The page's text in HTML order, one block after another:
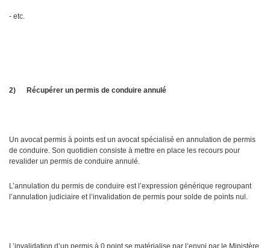
- etc.
2) Récupérer un permis de conduire annulé
Un avocat permis à points est un avocat spécialisé en annulation de permis
de conduire. Son quotidien consiste à mettre en place les recours pour
revalider un permis de conduire annulé.
L’annulation du permis de conduire est l’expression générique regroupant
l’annulation judiciaire et l’invalidation de permis pour solde de points nul.
L’invalidation d’un permis à 0 point se matérialise par l’envoi par le Ministère